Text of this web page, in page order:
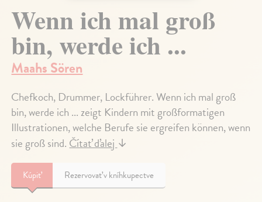
Wenn ich mal groß
bin, werde ich ...
Maahs Sören
Chefkoch, Drummer, Lockführer. Wenn ich mal groß
bin, werde ich ... zeigt Kindern mit großformatigen
Illustrationen, welche Berufe sie ergreifen können, wenn
sie groß sind. Čítať ďalej ↓
Kúpiť Rezervovať v kníhkupectve